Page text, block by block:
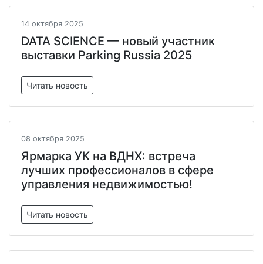
14 октября 2025
DATA SCIENCE — новый участник
выставки Parking Russia 2025
Читать новость
08 октября 2025
Ярмарка УК на ВДНХ: встреча
лучших профессионалов в сфере
управления недвижимостью!
Читать новость